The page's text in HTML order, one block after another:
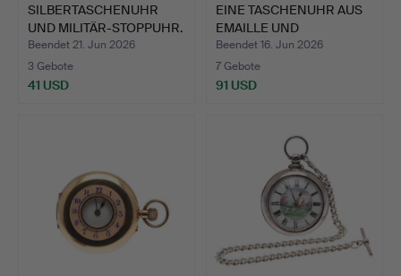
SILBERTASCHENUHR
UND MILITÄR-STOPPUHR.
Beendet 21. Jun 2026
3 Gebote
41 USD
EINE TASCHENUHR AUS
EMAILLE UND
VERGOLDETE…
Beendet 16. Jun 2026
7 Gebote
91 USD